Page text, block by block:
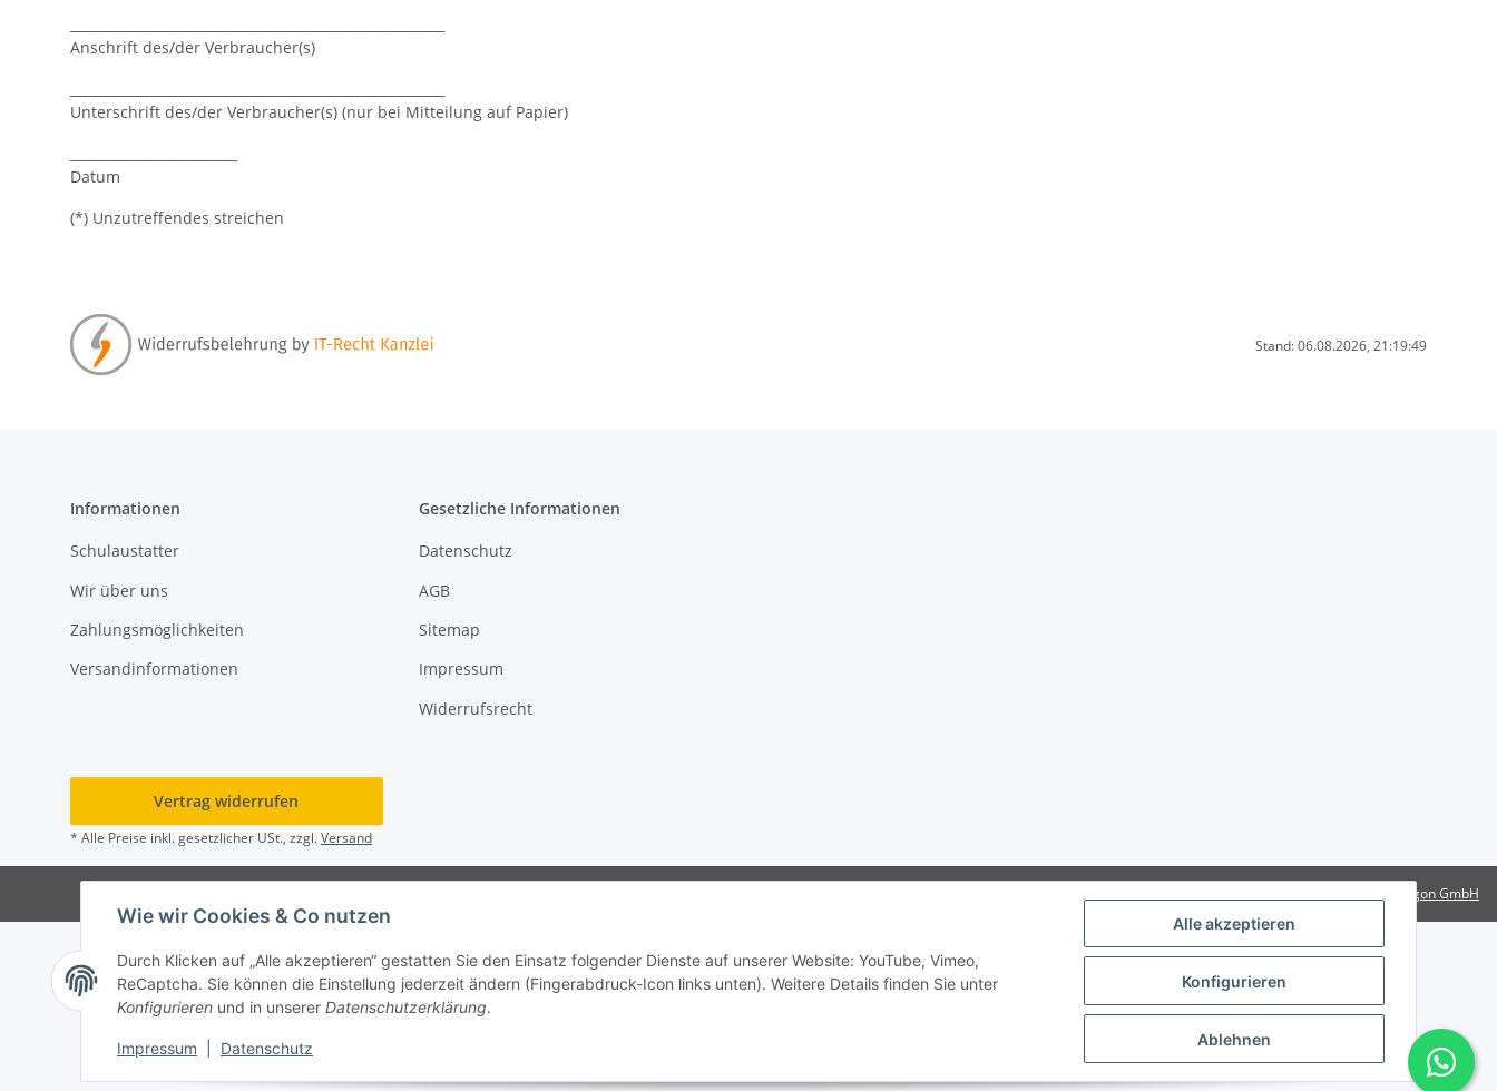
Alle akzeptieren
Konfigurieren
Ablehnen
Wie wir Cookies & Co nutzen
Durch Klicken auf „Alle akzeptieren“ gestatten Sie den Einsatz folgender Dienste auf unserer Website: YouTube, Vimeo,
ReCaptcha. Sie können die Einstellung jederzeit ändern (Fingerabdruck-Icon links unten). Weitere Details finden Sie unter
Konfigurieren und in unserer Datenschutzerklärung.
Impressum Datenschutz
Anschrift des/der Verbraucher(s)
Unterschrift des/der Verbraucher(s) (nur bei Mitteilung auf Papier)
Datum
(*) Unzutreffendes streichen
Stand: 06.08.2026, 21:19:49
Informationen
Schulaustatter
Wir über uns
Zahlungsmöglichkeiten
Versandinformationen
Gesetzliche Informationen
Datenschutz
AGB
Sitemap
Impressum
Widerrufsrecht
Vertrag widerrufen
* Alle Preise inkl. gesetzlicher USt., zzgl.Versand
Rotragon GmbH